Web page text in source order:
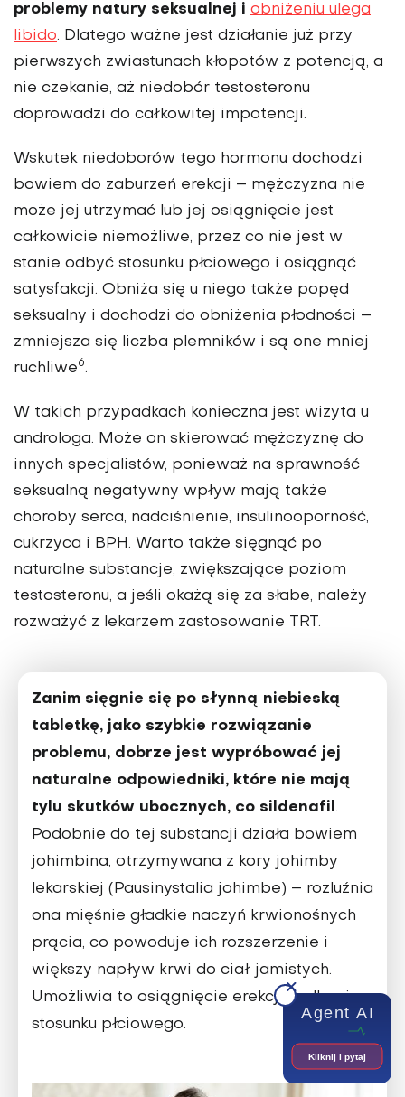
problemy natury seksualnej i obniżeniu ulega
libido. Dlatego ważne jest działa­nie już przy
pierwszych zwiastunach kłopotów z potencją, a
nie czekanie, aż niedobór testosteronu
doprowadzi do całkowitej impotencji.
Wskutek niedo­borów tego hormonu dochodzi
bowiem do zaburzeń erekcji – mężczyzna nie
może jej utrzymać lub jej osiągnięcie jest
całkowicie niemożliwe, przez co nie jest w
stanie odbyć stosunku płciowego i osiągnąć
satysfakcji. Obniża się u niego także popęd
seksualny i dochodzi do ob­niżenia płodności –
zmniejsza się liczba plemników i są one mniej
ruchliwe6.
W takich przypadkach konieczna jest wizyta u
androloga. Może on skierować mężczyznę do
innych specjalistów, po­nieważ na sprawność
seksualną nega­tywny wpływ mają także
choroby serca, nadciśnienie, insulinooporność,
cukrzyca i BPH. Warto także sięgnąć po
naturalne substancje, zwiększające poziom
testo­steronu, a jeśli okażą się za słabe, należy
rozważyć z lekarzem zastosowanie TRT.
Zanim sięgnie się po słynną niebieską
tabletkę, jako szybkie rozwiązanie
proble­mu, dobrze jest wypróbować jej
naturalne odpowiedniki, które nie mają
tylu skut­ków ubocznych, co sildenafil .
Podobnie do tej substancji działa bowiem
johimbi­na, otrzymywana z kory johimby
lekar­skiej (Pausinystalia johimbe) – rozluźnia
ona mięśnie gładkie naczyń krwiono­śnych
prącia, co powoduje ich rozszerze­nie i
większy napływ krwi do ciał jami­stych.
Umożliwia to osiągnięcie erekcji i odbycie
stosunku płciowego.
Agent AI
Kliknij i pytaj